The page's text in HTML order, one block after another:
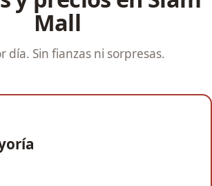
Mall
día. Sin fianzas ni sorpresas.